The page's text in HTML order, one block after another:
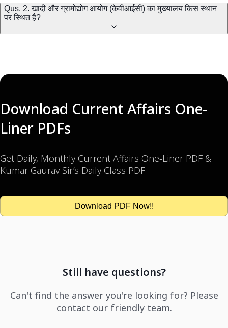
Qus. 2. खादी और ग्रामोद्योग आयोग (केवीआईसी) का मुख्यालय किस स्थान
पर स्थित है?
Download Current Affairs One-
Liner PDFs
Get Daily, Monthly Current Affairs One-Liner PDF &
Kumar Gaurav Sir’s Daily Class PDF
Download PDF Now!!
Still have questions?
Can't find the answer you're looking for? Please
contact our friendly team.